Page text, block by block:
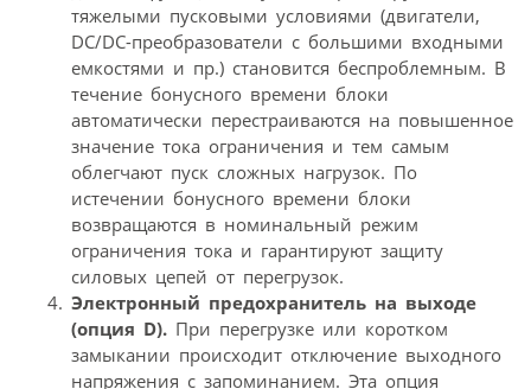
тяжелыми пусковыми условиями (двигатели,
DC/DC-преобразователи с большими входными
емкостями и пр.) становится беспроблемным. В
течение бонусного времени блоки
автоматически перестраиваются на повышенное
значение тока ограничения и тем самым
облегчают пуск сложных нагрузок. По
истечении бонусного времени блоки
возвращаются в номинальный режим
ограничения тока и гарантируют защиту
силовых цепей от перегрузок.
Электронный предохранитель на выходе
(опция D). При перегрузке или коротком
замыкании происходит отключение выходного
напряжения с запоминанием. Эта опция